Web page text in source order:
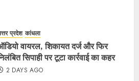
प्रदेश कांधला
वायरल, शिकायत दर्ज और फिर
सिपाही पर टूटा कार्रवाई का कहर
2 DAYS AGO